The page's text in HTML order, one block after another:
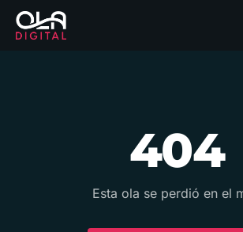
404
Esta ola se perdió en el